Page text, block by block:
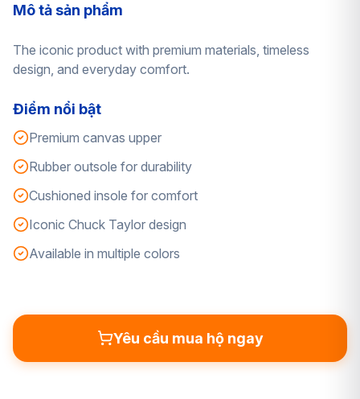
Mô tả sản phẩm
The iconic product with premium materials, timeless
design, and everyday comfort.
Điểm nổi bật
Premium canvas upper
Rubber outsole for durability
Cushioned insole for comfort
Iconic Chuck Taylor design
Available in multiple colors
Yêu cầu mua hộ ngay